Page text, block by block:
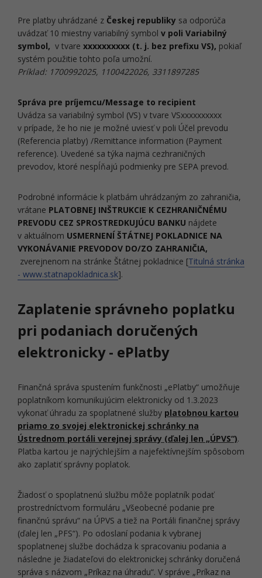
Pre platby uhrádzané z Českej republiky sa odporúča
uvádzať 10 miestny variabilný symbol v poli Variabilný
symbol, v tvare xxxxxxxxxx (t. j. bez prefixu VS), pokiaľ
systém použitie tohto poľa umožní.
Príklad: 1700992025, 1100422026, 3311897285
Správa pre príjemcu/Message to recipient
Uvádza sa variabilný symbol (VS) v tvare VSxxxxxxxxxx
v prípade, že ho nie je možné uviesť v poli Účel prevodu
(Referencia platby) /Remittance information (Payment
reference). Uvedené sa týka najmä cezhraničných
prevodov, ktoré nespĺňajú podmienky pre SEPA prevod.
Podrobné informácie k platbám uhrádzaným zo zahraničia,
vrátane PLATOBNEJ INŠTRUKCIE K CEZHRANIČNÉMU
PREVODU CEZ SPROSTREDKUJÚCU BANKU nájdete
v aktuálnom USMERNENÍ ŠTÁTNEJ POKLADNICE NA
VYKONÁVANIE PREVODOV DO/ZO ZAHRANIČIA,
zverejnenom na stránke Štátnej pokladnice [Titulná stránka
- www.statnapokladnica.sk].
Zaplatenie správneho poplatku
pri podaniach doručených
elektronicky - ePlatby
Finančná správa spustením funkčnosti „ePlatby“ umožňuje
poplatníkom komunikujúcim elektronicky od 1.3.2023
vykonať úhradu za spoplatnené služby platobnou kartou
priamo zo svojej elektronickej schránky na
Ústrednom portáli verejnej správy (ďalej len „ÚPVS“).
Platba kartou je najrýchlejším a najefektívnejším spôsobom
ako zaplatiť správny poplatok.
Žiadosť o spoplatnenú službu môže poplatník podať
prostredníctvom formuláru „Všeobecné podanie pre
finančnú správu“ na ÚPVS a tiež na Portáli finančnej správy
(ďalej len „PFS“). Po odoslaní podania k vybranej
spoplatnenej službe dochádza k spracovaniu podania a
následne je žiadateľovi do elektronickej schránky doručená
správa s názvom „Príkaz na úhradu“. V správe „Príkaz na